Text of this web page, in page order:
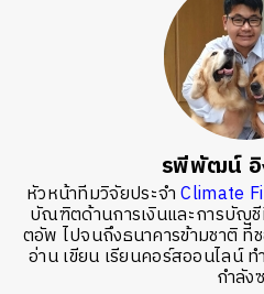
รพีพัฒน์
หัวหน้าทีมวิจัยประจำClimate
บัณฑิตด้านการเงินและการบัญ
ตอัพ ไปจนถึงธนาคารข้ามชาติ ที่
อ่าน เขียน เรียนคอร์สออนไลน์
กำลัง